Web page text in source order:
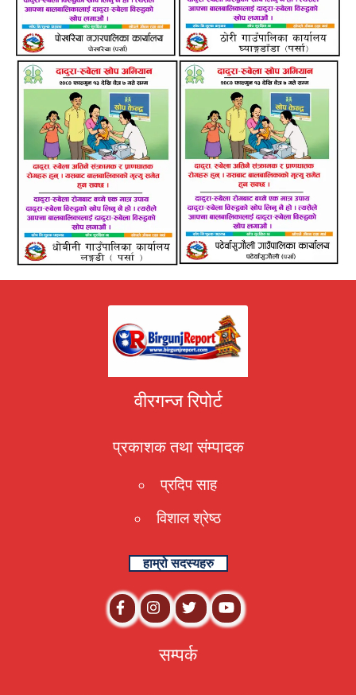
वीरगन्ज रिपोर्ट
प्रकाशक तथा संम्पादक
प्रदिप साह
विशाल श्रेष्ठ
हाम्रो सदस्यहरु
सम्पर्क